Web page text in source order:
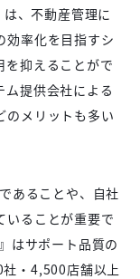
、不動産管理に
効率化を目指すシ
を抑えることがで
ム提供会社による
のメリットも多い
あることや、自社
いることが重要で
』はサポート品質の
・4,500店舗以上